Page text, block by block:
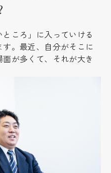
ころ」に入っていける
。最近、自分がそこに
が多くて、それが大き